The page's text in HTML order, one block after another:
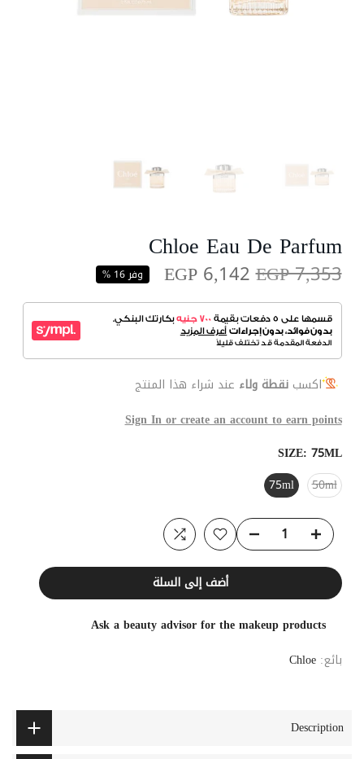
Chloe Eau De Parfum
EGP 7,353
EGP 6,142 وفر 16 %
اكسبنقطة ولاء عند شراء هذا المنتج
Sign In or create an account to earn points
SIZE: 75ML
50ml
75ml
أضف إلى السلة
Ask a beauty advisor for the makeup products
بائع:Chloe
Description